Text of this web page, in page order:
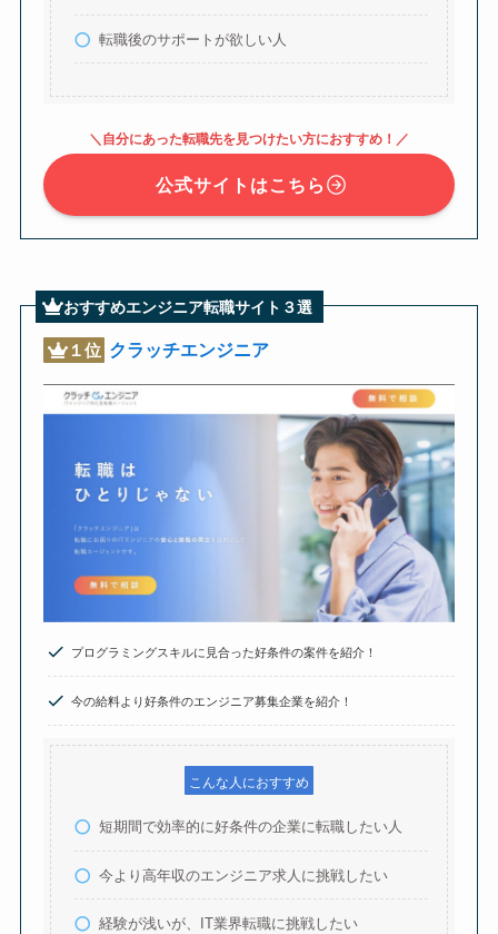
転職後のサポートが欲しい人
＼自分にあった転職先を見つけたい方におすすめ！／
公式サイトはこちら
おすすめエンジニア転職サイト３選
１位 クラッチエンジニア
プログラミングスキルに見合った好条件の案件を紹介！
今の給料より好条件のエンジニア募集企業を紹介！
こんな人におすすめ
短期間で効率的に好条件の企業に転職したい人
今より高年収のエンジニア求人に挑戦したい
経験が浅いが、IT業界転職に挑戦したい